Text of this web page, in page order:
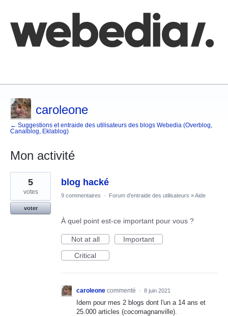
caroleone
← Suggestions et entraide des utilisateurs des blogs Webedia (Overblog,
Canalblog, Eklablog)
Mon activité
1
résultat
trouvé
blog hacké
5
votes
voter
9 commentaires · Forum d'entraide des utilisateurs »Aide
À quel point est-ce important pour vous ?
Not at all
Important
Critical
caroleone commenté · 8 juin 2021
Idem pour mes 2 blogs dont l'un a 14 ans et
25.000 articles (cocomagnanville).